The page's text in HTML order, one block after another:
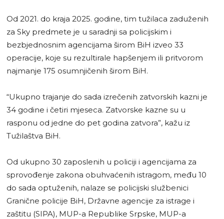
Od 2021. do kraja 2025. godine, tim tužilaca zaduženih
za Sky predmete je u saradnji sa policijskim i
bezbjednosnim agencijama širom BiH izveo 33
operacije, koje su rezultirale hapšenjem ili pritvorom
najmanje 175 osumnjičenih širom BiH.
“Ukupno trajanje do sada izrečenih zatvorskih kazni je
34 godine i četiri mjeseca. Zatvorske kazne su u
rasponu od jedne do pet godina zatvora”, kažu iz
Tužilaštva BiH.
Od ukupno 30 zaposlenih u policiji i agencijama za
sprovođenje zakona obuhvaćenih istragom, među 10
do sada optuženih, nalaze se policijski službenici
Granične policije BiH, Državne agencije za istrage i
zaštitu (SIPA), MUP-a Republike Srpske, MUP-a